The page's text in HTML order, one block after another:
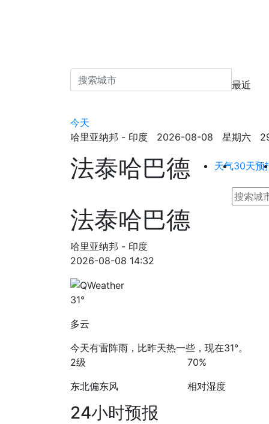
最近
今天
哈里亚纳邦 - 印度 2026-08-08 星期六
法泰哈巴德 天气30天预
法泰哈巴德
哈里亚纳邦 - 印度
2026-08-08 14:32
31°
多云
今天有雷阵雨，比昨天热一些，现在31°。
2级
东北偏东风
70%
相对湿度
24小时预报